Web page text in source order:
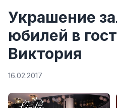
Украшение
юбилей в
Виктория
16.02.2017